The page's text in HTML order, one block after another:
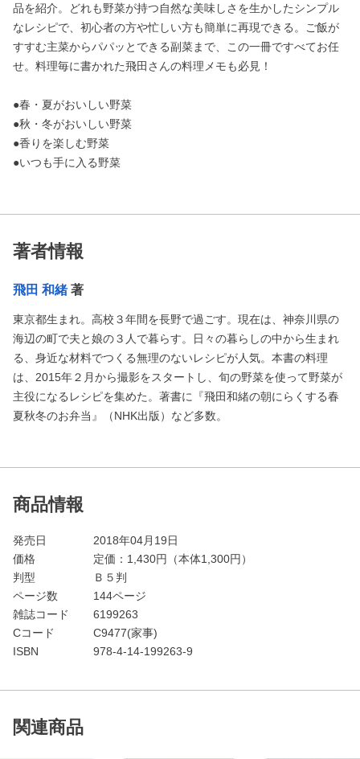
品を紹介。どれも野菜が持つ自然な美味しさを生かしたシンプル
なレシピで、初心者の方や忙しい方も簡単に再現できる。ご飯が
すすむ主菜からパパッとできる副菜まで、この一冊ですべてお任
せ。料理毎に書かれた飛田さんの料理メモも必見！
●春・夏がおいしい野菜
●秋・冬がおいしい野菜
●香りを楽しむ野菜
●いつも手に入る野菜
著者情報
飛田 和緒著
東京都生まれ。高校３年間を長野で過ごす。現在は、神奈川県の
海辺の町で夫と娘の３人で暮らす。日々の暮らしの中から生まれ
る、身近な材料でつくる無理のないレシピが人気。本書の料理
は、2015年２月から撮影をスタートし、旬の野菜を使って野菜が
主役になるレシピを集めた。著書に『飛田和緒の朝にらくする春
夏秋冬のお弁当』（NHK出版）など多数。
商品情報
発売日
2018年04月19日
価格
定価： 1,430円（本体1,300円）
判型
Ｂ５判
ページ数
144ページ
雑誌コード
6199263
Cコード
C9477(家事)
ISBN
978-4-14-199263-9
関連商品